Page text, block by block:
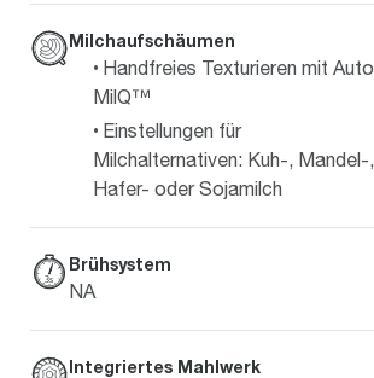
Milchaufschäumen
Handfreies Texturieren mit Auto
MilQ™
Einstellungen für
Milchalternativen: Kuh-, Mandel-,
Hafer- oder Sojamilch
Brühsystem
NA
Integriertes Mahlwerk